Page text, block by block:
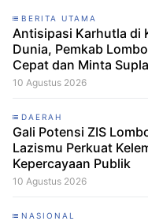
BERITA UTAMA
Antisipasi Karhutla di
Dunia, Pemkab
Cepat dan Minta
Pusat
10 Agustus 2026
DAERAH
Gali Potensi ZIS
Lazismu Perkuat
Kepercayaan Publik
10 Agustus 2026
NASIONAL